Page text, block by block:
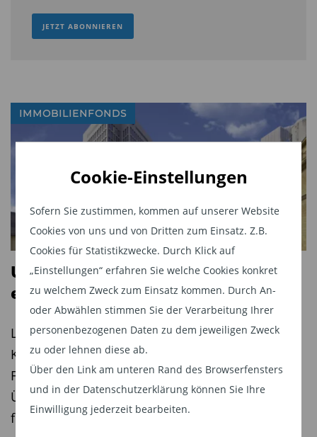
Cookie-Einstellungen
Sofern Sie zustimmen, kommen auf unserer Website
Cookies von uns und von Dritten zum Einsatz. Z.B.
Cookies für Statistikzwecke. Durch Klick auf
„Einstellungen“ erfahren Sie welche Cookies konkret
zu welchem Zweck zum Einsatz kommen. Durch An-
oder Abwählen stimmen Sie der Verarbeitung Ihrer
personenbezogenen Daten zu dem jeweiligen Zweck
zu oder lehnen diese ab.
Über den Link am unteren Rand des Browserfensters
und in der Datenschutzerklärung können Sie Ihre
Einwilligung jederzeit bearbeiten.
JETZT ABONNIEREN
IMMOBILIENFONDS
UniImmo: Wohnen ZBI: Gericht
ebnet Weg für Musterverfahren
Landgericht Nürnberg-Fürth genehmigt
Kapitalanleger-Musterverfahren gegen die ZBI
Fondsmanagement GmbH – Gerichtliche
Überprüfung der Risikoeinstufung soll Klarheit
für Anleger offener Immobilienfonds bringen.